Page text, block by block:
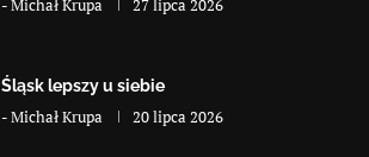
-Michał Krupa 27 lipca 2026
Śląsk lepszy u siebie
-Michał Krupa 20 lipca 2026